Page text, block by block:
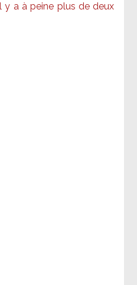
y a à peine plus de deux